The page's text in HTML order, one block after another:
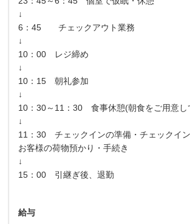
↓
6：45 チェックアウト業務
↓
10：00 レジ締め
↓
10：15 朝礼参加
↓
10：30～11：30 食事休憩(朝食をご用意し
↓
11：30 チェックインの準備・チェックイ
お客様の荷物預かり・手続き
↓
15：00 引継ぎ後、退勤
給与